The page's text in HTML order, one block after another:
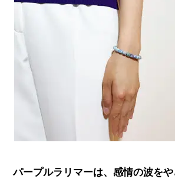
パープルラリマーは、感情の波をや